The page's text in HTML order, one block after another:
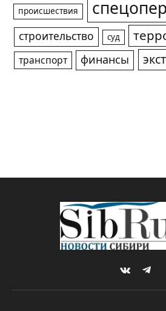
происшествия
строительство суд
транспорт финансы
VKontakte